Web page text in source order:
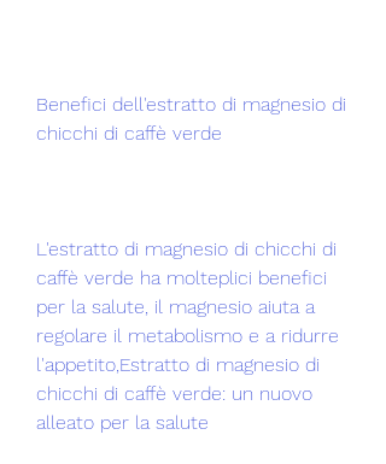
Benefici dell'estratto di magnesio di
chicchi di caffè verde
L'estratto di magnesio di chicchi di
caffè verde ha molteplici benefici
per la salute, il magnesio aiuta a
regolare il metabolismo e a ridurre
l'appetito,Estratto di magnesio di
chicchi di caffè verde: un nuovo
alleato per la salute